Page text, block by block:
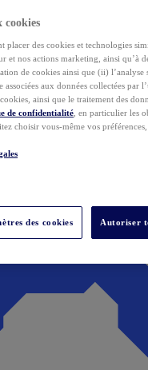
cookies
placer des cookies et technologies
et nos actions marketing, ainsi qu’à
de cookies ainsi que (ii) l’analyse
aux données collectées par
ainsi que le traitement des
de confidentialité , en particulier les
choisir vous-même vos
des cookies Autoriser